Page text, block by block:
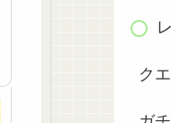
ク